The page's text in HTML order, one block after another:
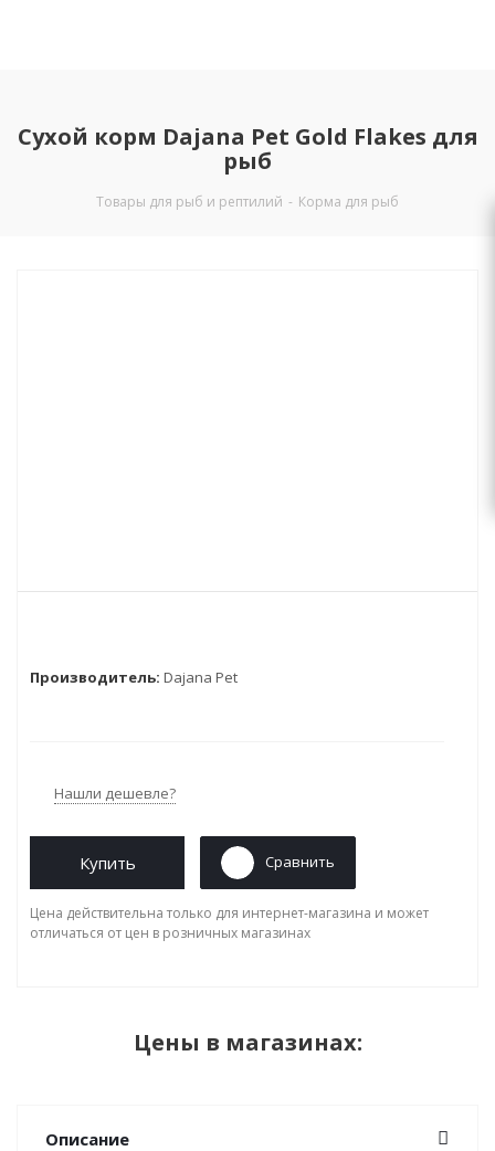
Сухой корм Dajana Pet Gold Flakes для
рыб
Товары для рыб и рептилий - Корма для рыб
Производитель: Dajana Pet
Нашли дешевле?
Купить Сравнить
Цена действительна только для интернет-магазина и может
отличаться от цен в розничных магазинах
Цены в магазинах:
Описание